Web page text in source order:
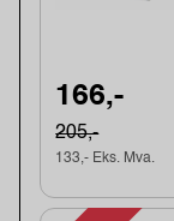
166,-
205,-
133,- Eks. Mva.